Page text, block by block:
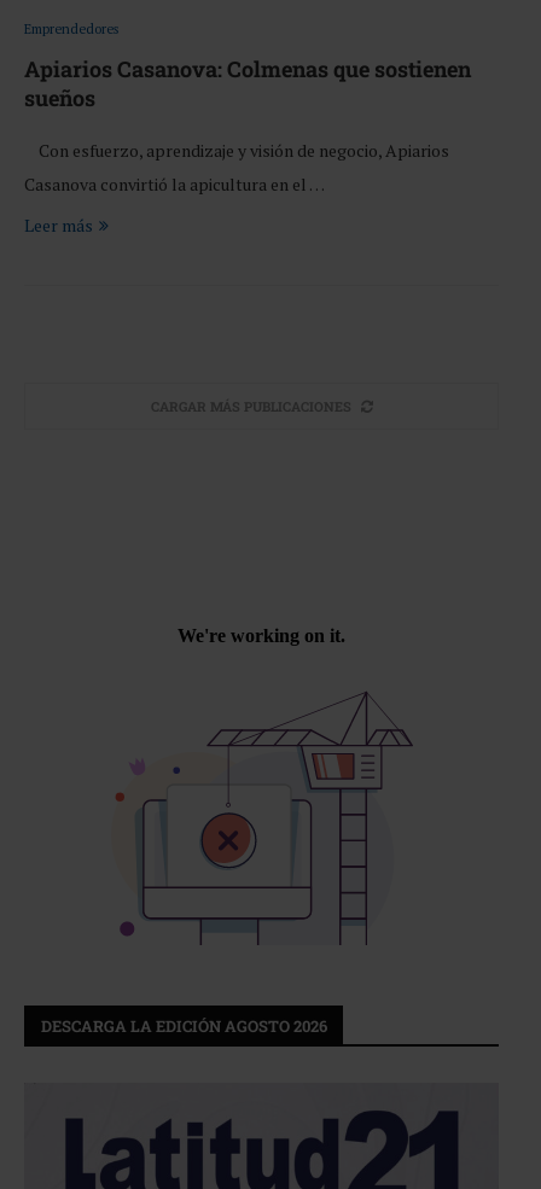
Emprendedores
Apiarios Casanova: Colmenas que sostienen
sueños
Con esfuerzo, aprendizaje y visión de negocio, Apiarios
Casanova convirtió la apicultura en el …
Leer más
CARGAR MÁS PUBLICACIONES
DESCARGA LA EDICIÓN AGOSTO 2026